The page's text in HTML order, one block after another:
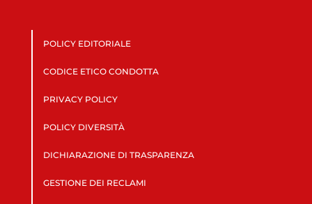
POLICY EDITORIALE
CODICE ETICO CONDOTTA
PRIVACY POLICY
POLICY DIVERSITÀ
DICHIARAZIONE DI TRASPARENZA
GESTIONE DEI RECLAMI